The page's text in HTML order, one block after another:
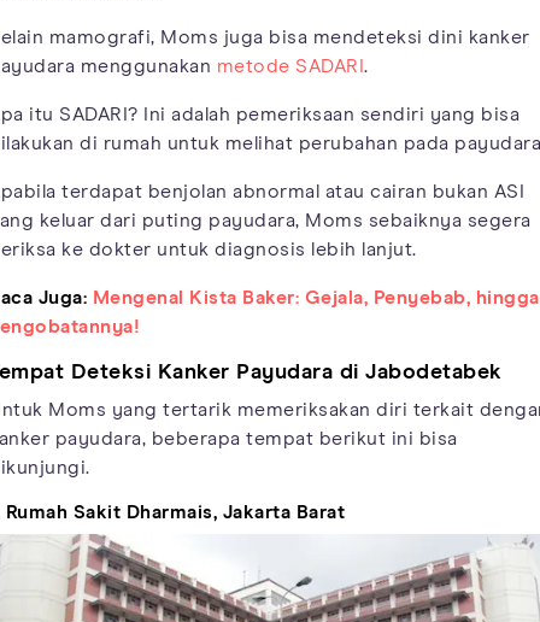
mamografi, Moms juga bisa mendeteksi dini kanker
menggunakan metode SADARI .
itu SADARI? Ini adalah pemeriksaan sendiri yang bisa
di rumah untuk melihat perubahan pada
terdapat benjolan abnormal atau cairan bukan ASI
keluar dari puting payudara, Moms sebaiknya segera
ke dokter untuk diagnosis lebih lanjut.
Juga: Mengenal Kista Baker: Gejala, Penyebab, hingga
Deteksi Kanker Payudara di Jabodetabek
Moms yang tertarik memeriksakan diri terkait
payudara, beberapa tempat berikut ini bisa
Rumah Sakit Dharmais, Jakarta Barat